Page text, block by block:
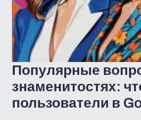
Популярные
знаменитостях:
пользователи в